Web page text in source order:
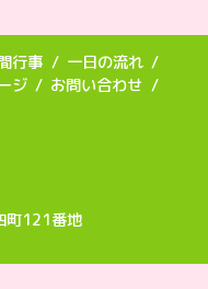
行事
一日の流れ
ジ
お問い合わせ
町121番地